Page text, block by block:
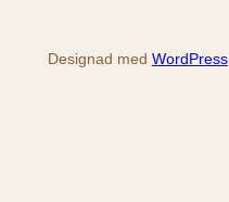
Designad med WordPress